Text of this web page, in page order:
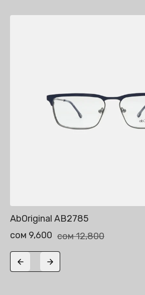
AbOriginal AB2785
сом 9,600 сом 12,800
Previous slide
Next slide